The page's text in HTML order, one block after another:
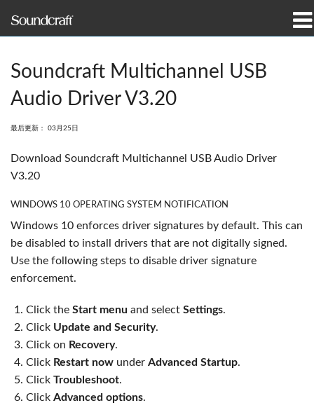
培训
我们的历史
Soundcraft Multichannel USB
Audio Driver V3.20
最后更新： 03月25日
Download Soundcraft Multichannel USB Audio Driver
V3.20
WINDOWS 10 OPERATING SYSTEM NOTIFICATION
Windows 10 enforces driver signatures by default. This can
be disabled to install drivers that are not digitally signed.
Use the following steps to disable driver signature
enforcement.
Click theStart menu and selectSettings.
Click Update and Security.
Click on Recovery.
Click Restart now underAdvanced Startup.
ClickTroubleshoot.
ClickAdvanced options.